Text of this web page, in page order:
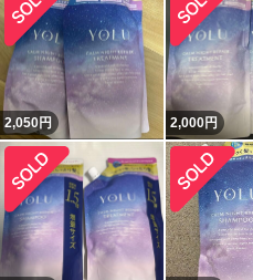
2,050円 2,000円